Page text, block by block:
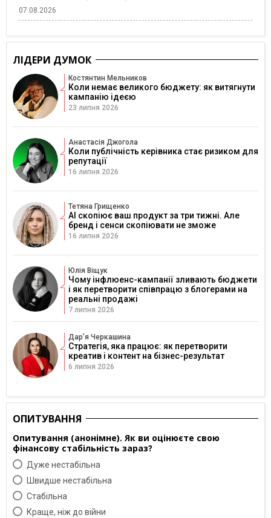
07.08.2026
ЛІДЕРИ ДУМОК
Костянтин Мельников
Коли немає великого бюджету: як витягнути
кампанію ідеєю
23 липня 2026
Анастасія Джогола
Коли публічність керівника стає ризиком для
репутації
16 липня 2026
Тетяна Грищенко
AI скопіює ваш продукт за три тижні. Але
бренд і сенси скопіювати не зможе
16 липня 2026
Юлія Віщук
Чому інфлюенс-кампанії зливають бюджети
і як перетворити співпрацю з блогерами на
реальні продажі
7 липня 2026
Дарʼя Черкашина
Стратегія, яка працює: як перетворити
креатив і контент на бізнес-результат
6 липня 2026
ОПИТУВАННЯ
Опитування (анонімне). Як ви оцінюєте свою
фінансову стабільність зараз?
Дуже нестабільна
Швидше нестабільна
Cтабільна
Краще, ніж до війни